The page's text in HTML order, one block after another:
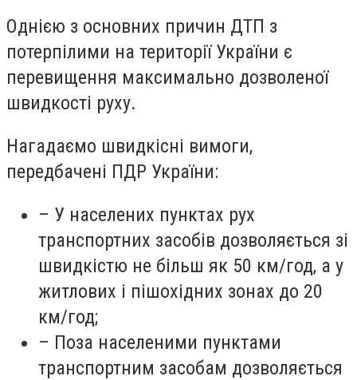
Однією з основних причин ДТП з
потерпілими на території України є
перевищення максимально дозволеної
швидкості руху.
Нагадаємо швидкісні вимоги,
передбачені ПДР України:
– У населених пунктах рух
транспортних засобів дозволяється зі
швидкістю не більш як 50 км/год, а у
житлових і пішохідних зонах до 20
км/год;
– Поза населеними пунктами
транспортним засобам дозволяється